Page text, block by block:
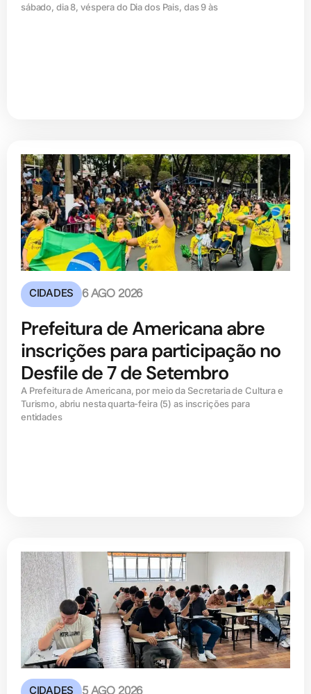
sábado, dia 8, véspera do Dia dos Pais, das 9 às
CIDADES 6 AGO 2026
Prefeitura de Americana abre
inscrições para participação no
Desfile de 7 de Setembro
A Prefeitura de Americana, por meio da Secretaria de Cultura e
Turismo, abriu nesta quarta-feira (5) as inscrições para
entidades
CIDADES 5 AGO 2026